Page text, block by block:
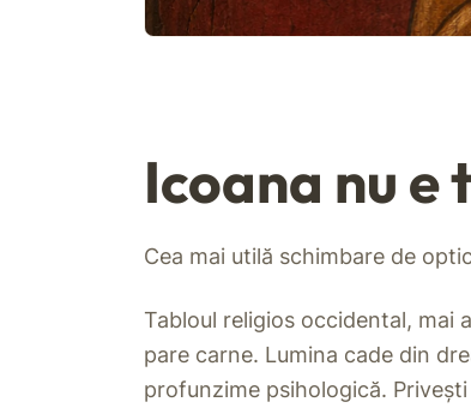
Icoana nu
Cea mai utilă schimbare de
Tabloul religios occidental, mai
pare carne. Lumina cade din
profunzime psihologică.